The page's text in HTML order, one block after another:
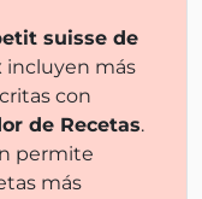
suisse de
incluyen más
con
de Recetas.
permite
más